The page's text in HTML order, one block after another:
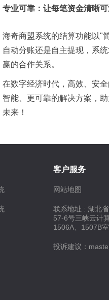
专业可靠：让每笔资金清晰可
海奇商盟系统的结算功能以"
自动分账还是自主提现，系
赢的合作关系。
在数字经济时代，高效、安
智能、更可靠的解决方案，
未来！
客户服务
网站地图
联系地址 : 湖北
57-6号三峡云计
1506A、1507B室
投诉建议：